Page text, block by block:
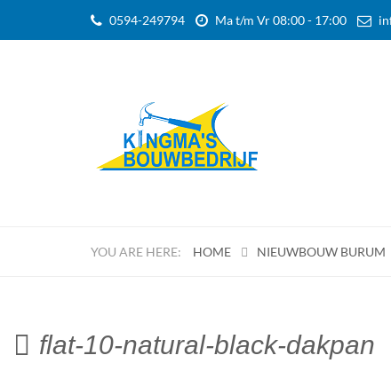
0594-249794 Ma t/m Vr 08:00 - 17:00
HOME NIEUWBOUW BURUM
flat-10-natural-black-dakpan